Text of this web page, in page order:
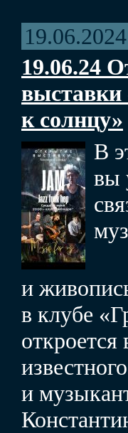
19.06.2024
19.06.24
выставки
к солнцу»
В
вы
и
в клубе
откроется
и